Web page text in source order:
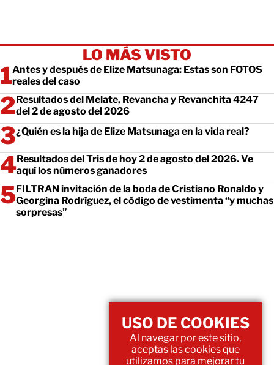
LO MÁS VISTO
Antes y después de Elize Matsunaga: Estas son FOTOS
reales del caso
Resultados del Melate, Revancha y Revanchita 4247
del 2 de agosto del 2026
¿Quién es la hija de Elize Matsunaga en la vida real?
Resultados del Tris de hoy 2 de agosto del 2026. Ve
aquí los números ganadores
FILTRAN invitación de la boda de Cristiano Ronaldo y
Georgina Rodríguez, el código de vestimenta “y muchas
sorpresas”
USO DE COOKIES
Al navegar por este sitio,
aceptas las cookies que
utilizamos para mejorar tu